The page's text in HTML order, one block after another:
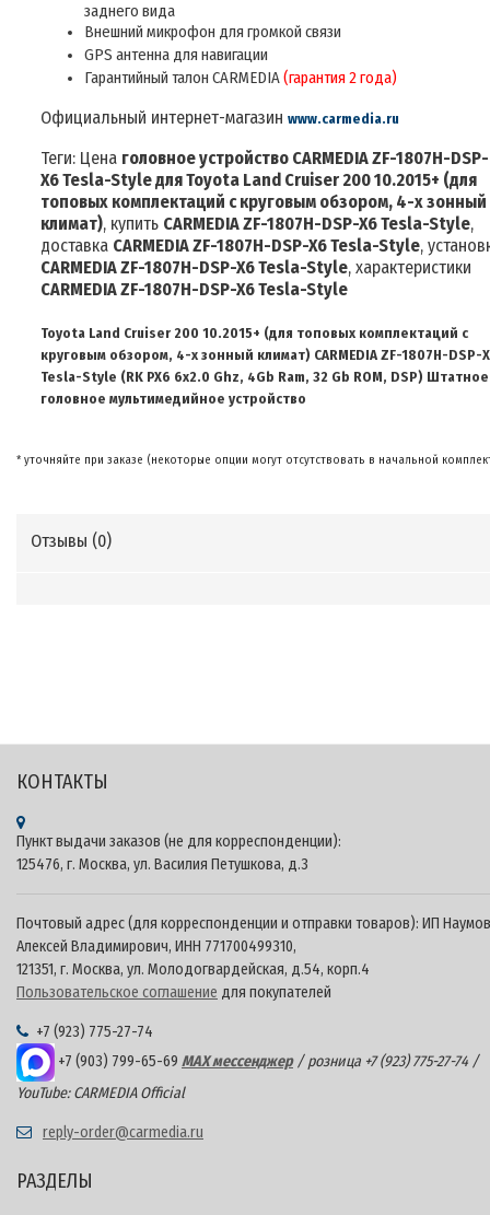
заднего вида
Внешний микрофон для громкой связи
GPS антенна для навигации
Гарантийный талон CARMEDIA(гарантия2года)
Официальный интернет-магазин www.carmedia.ru
Теги: Цена головное устройство CARMEDIA ZF-1807H-DSP-
X6 Tesla-Styleдля Toyota Land Cruiser 200 10.2015+ (для
топовых комплектаций с круговым обзором, 4-х зонный
климат), купить CARMEDIA ZF-1807H-DSP-X6 Tesla-Style,
доставка CARMEDIA ZF-1807H-DSP-X6 Tesla-Style,
CARMEDIA ZF-1807H-DSP-X6 Tesla-Style, характеристики
CARMEDIA ZF-1807H-DSP-X6 Tesla-Style
Toyota Land Cruiser 200 10.2015+ (для топовых комплектаций с
круговым обзором, 4-х зонный климат) CARMEDIA ZF-1807H-DSP-
Tesla-Style (RK PX6 6x2.0 Ghz, 4Gb Ram, 32 Gb ROM, DSP) Штатное
головное мультимедийное устройство
* уточняйте при заказе (некоторые опции могут отсутствовать в начальной
Отзывы (0)
КОНТАКТЫ
Пункт выдачи заказов (не для корреспонденции):
125476, г. Москва, ул. Василия Петушкова, д.3
Почтовый адрес (для корреспонденции и отправки товаров): ИП Наумов
Алексей Владимирович, ИНН 771700499310,
121351, г. Москва, ул. Молодогвардейская, д.54, корп.4
Пользовательское соглашение для покупателей
+7 (923) 775-27-74
+7 (903) 799-65-69 MAX мессенджер/ розница +7 (923) 775-27-74 /
YouTube: CARMEDIA Official
reply-order@carmedia.ru
РАЗДЕЛЫ